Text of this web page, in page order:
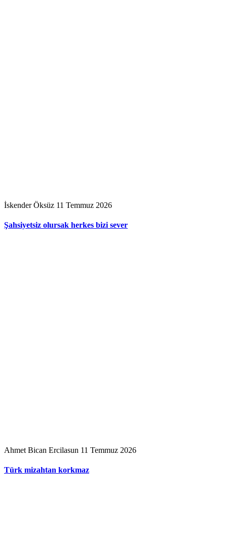
İskender Öksüz 11 Temmuz 2026
Şahsiyetsiz olursak herkes bizi sever
Ahmet Bican Ercilasun 11 Temmuz 2026
Türk mizahtan korkmaz